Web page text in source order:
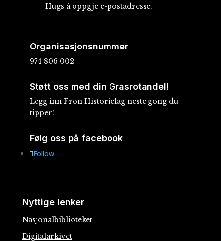
Hugs å oppgje e-postadresse.
Organisasjonsnummer
974 806 002
Støtt oss med din Grasrotandel!
Legg inn Fron Historielag neste gong du
tipper!
Følg oss på facebook
Follow
Nyttige lenker
Nasjonalbiblioteket
Digitalarkivet